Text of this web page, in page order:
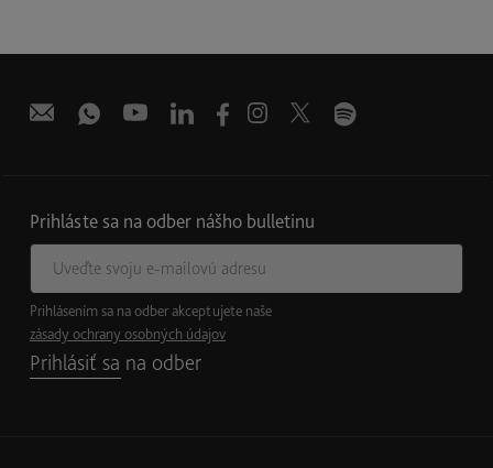
Prihláste sa na odber nášho bulletinu
E-mailová adresa
Prihlásením sa na odber akceptujete naše
zásady ochrany osobných údajov
Prihlásiť sa na odber